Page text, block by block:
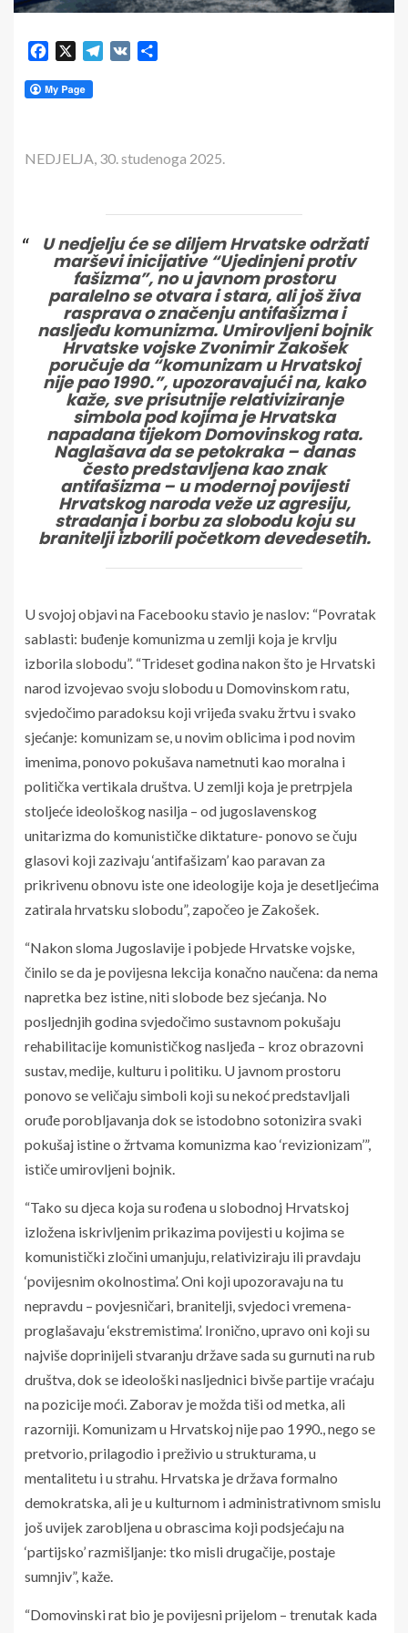
Facebook Telegram
VK
NEDJELJA, 30. studenoga 2025.
U nedjelju će se diljem Hrvatske održati
marševi inicijative “Ujedinjeni protiv
fašizma”, no u javnom prostoru
paralelno se otvara i stara, ali još živa
rasprava o značenju antifašizma i
nasljeđu komunizma. Umirovljeni bojnik
Hrvatske vojske Zvonimir Zakošek
poručuje da “komunizam u Hrvatskoj
nije pao 1990.”, upozoravajući na, kako
kaže, sve prisutnije relativiziranje
simbola pod kojima je Hrvatska
napadana tijekom Domovinskog rata.
Naglašava da se petokraka – danas
često predstavljena kao znak
antifašizma – u modernoj povijesti
Hrvatskog naroda veže uz agresiju,
stradanja i borbu za slobodu koju su
branitelji izborili početkom devedesetih.
U svojoj objavi na Facebooku stavio je naslov: “Povratak
sablasti: buđenje komunizma u zemlji koja je krvlju
izborila slobodu”. “Trideset godina nakon što je Hrvatski
narod izvojevao svoju slobodu u Domovinskom ratu,
svjedočimo paradoksu koji vrijeđa svaku žrtvu i svako
sjećanje: komunizam se, u novim oblicima i pod novim
imenima, ponovo pokušava nametnuti kao moralna i
politička vertikala društva. U zemlji koja je pretrpjela
stoljeće ideološkog nasilja – od jugoslavenskog
unitarizma do komunističke diktature- ponovo se čuju
glasovi koji zazivaju ‘antifašizam’ kao paravan za
prikrivenu obnovu iste one ideologije koja je desetljećima
zatirala hrvatsku slobodu”, započeo je Zakošek.
“Nakon sloma Jugoslavije i pobjede Hrvatske vojske,
činilo se da je povijesna lekcija konačno naučena: da nema
napretka bez istine, niti slobode bez sjećanja. No
posljednjih godina svjedočimo sustavnom pokušaju
rehabilitacije komunističkog nasljeđa – kroz obrazovni
sustav, medije, kulturu i politiku. U javnom prostoru
ponovo se veličaju simboli koji su nekoć predstavljali
oruđe porobljavanja dok se istodobno sotonizira svaki
pokušaj istine o žrtvama komunizma kao ‘revizionizam’”,
ističe umirovljeni bojnik.
“Tako su djeca koja su rođena u slobodnoj Hrvatskoj
izložena iskrivljenim prikazima povijesti u kojima se
komunistički zločini umanjuju, relativiziraju ili pravdaju
‘povijesnim okolnostima’. Oni koji upozoravaju na tu
nepravdu – povjesničari, branitelji, svjedoci vremena-
proglašavaju ‘ekstremistima’. Ironično, upravo oni koji su
najviše doprinijeli stvaranju države sada su gurnuti na rub
društva, dok se ideološki nasljednici bivše partije vraćaju
na pozicije moći. Zaborav je možda tiši od metka, ali
razorniji. Komunizam u Hrvatskoj nije pao 1990., nego se
pretvorio, prilagodio i preživio u strukturama, u
mentalitetu i u strahu. Hrvatska je država formalno
demokratska, ali je u kulturnom i administrativnom smislu
još uvijek zarobljena u obrascima koji podsjećaju na
‘partijsko’ razmišljanje: tko misli drugačije, postaje
sumnjiv”, kaže.
“Domovinski rat bio je povijesni prijelom – trenutak kada